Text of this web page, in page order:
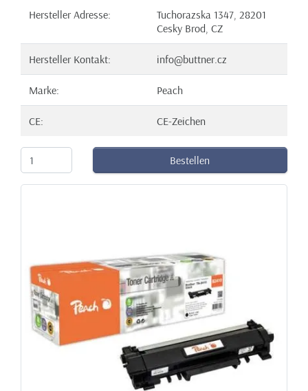
Hersteller Adresse:
Tuchorazska 1347, 28201
Cesky Brod, CZ
Hersteller Kontakt: info@buttner.cz
Marke: Peach
CE: CE-Zeichen
Bestellen